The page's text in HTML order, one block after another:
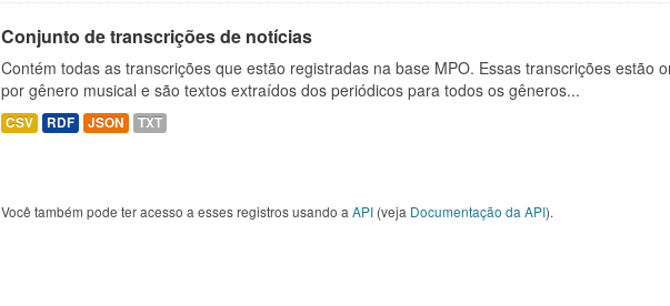
Conjunto de transcrições de notícias
Contém todas as transcrições que estão registradas na base MPO. Essas transcrições estão
por gênero musical e são textos extraídos dos periódicos para todos os gêneros...
CSV RDF JSON TXT
Você também pode ter acesso a esses registros usando a API (veja Documentação da API).